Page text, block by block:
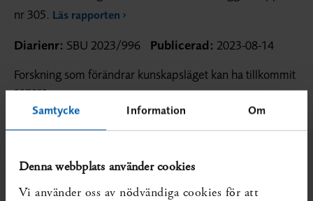
Samtycke Information Om
Denna webbplats använder cookies
Vi använder oss av nödvändiga cookies för att
nr 305. Läs rapporten
Diarienr: SBU 2023/996 Publicerad: 2023-08-14
Forskning som förändrar kunskapsläget kan ha tillkommit
senare.